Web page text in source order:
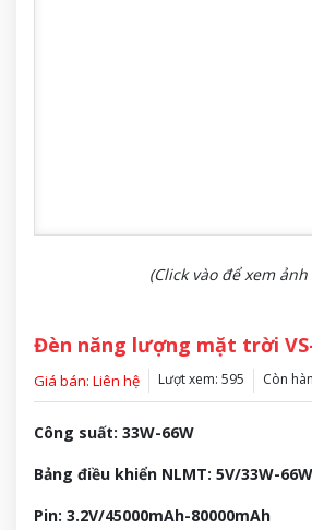
(Click vào để xem
Đèn năng lượng mặt trời
Giá bán: Liên hệ Lượt xem: 595 Còn
Công suất: 33W-66W
Bảng điều khiển NLMT: 5V/33W-66W
Pin: 3.2V/45000mAh-80000mAh